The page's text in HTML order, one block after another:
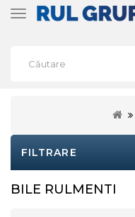
Toggle
FILTRARE
BILE RULMENTI